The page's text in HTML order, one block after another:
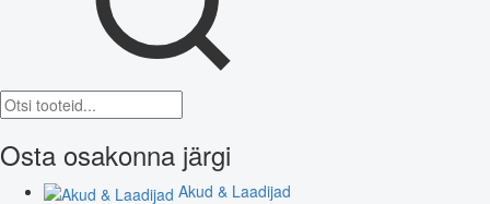
Osta osakonna järgi
Akud & Laadijad